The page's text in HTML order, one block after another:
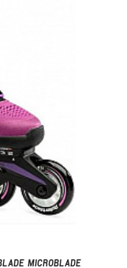
MICROBLADE